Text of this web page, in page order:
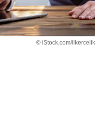
© iStock.com/ilkercelik